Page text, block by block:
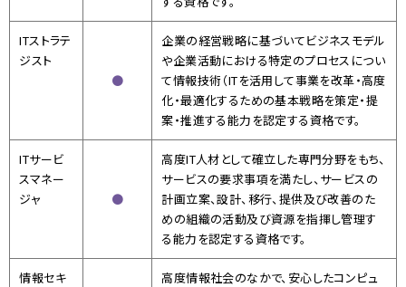
ITストラテ
ジスト
●
企業の経営戦略に基づいてビジネスモデル
や企業活動における特定のプロセスについ
て情報技術（ITを活用して事業を改革・高度
化・最適化するための基本戦略を策定・提
案・推進する能力を認定する資格です。
ITサービ
スマネー
ジャ
●
高度IT人材として確立した専門分野をもち、
サービスの要求事項を満たし、サービスの
計画立案、設計、移行、提供及び改善のた
めの組織の活動及び資源を指揮し管理す
る能力を認定する資格です。
情報セキ
高度情報社会のなかで、安心したコンピュ